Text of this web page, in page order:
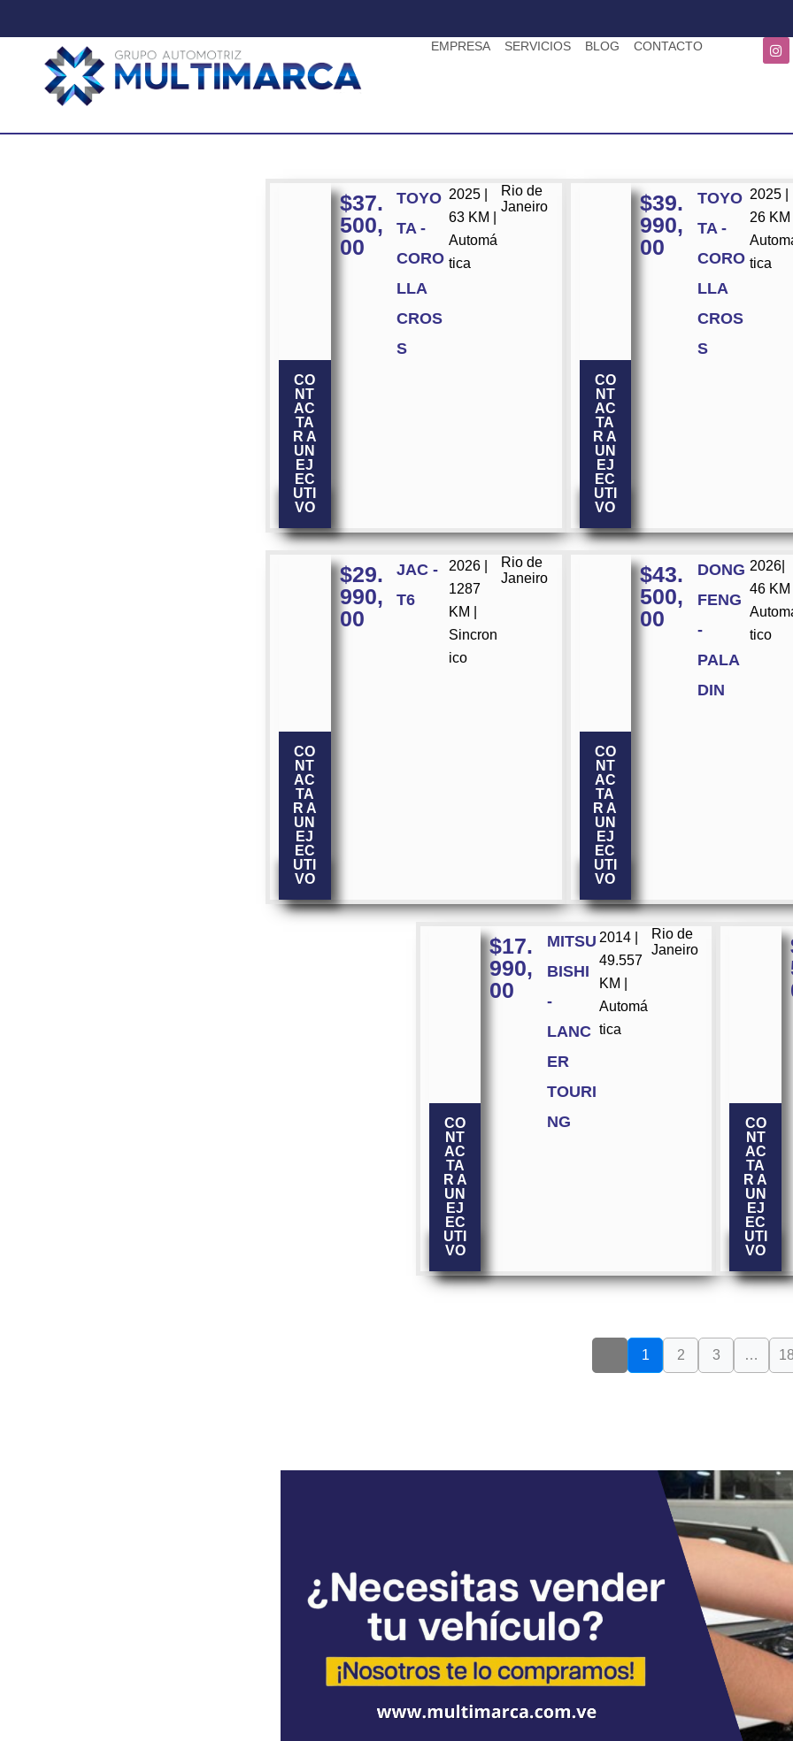
EMPRESA SERVICIOS BLOG CONTACTO
CO
NT
AC
TA
R A
UN
EJ
EC
UTI
VO
$37.
500,
00
TOYO
TA -
CORO
LLA
CROS
S
2025 |
63 KM |
Automá
tica
Rio de
Janeiro
CO
NT
AC
TA
R A
UN
EJ
EC
UTI
VO
$39.
990,
00
TOYO
TA -
CORO
LLA
CROS
S
2025 |
26 KM
tica
CO
NT
AC
TA
R A
UN
EJ
EC
UTI
VO
$29.
990,
00
JAC -
T6
2026 |
1287
KM |
Sincron
ico
Rio de
Janeiro
CO
NT
AC
TA
R A
UN
EJ
EC
UTI
VO
$43.
500,
00
DONG
FENG
-
PALA
DIN
2026|
46 KM
tico
CO
NT
AC
TA
R A
UN
EJ
EC
UTI
VO
$17.
990,
00
MITSU
BISHI
-
LANC
ER
TOURI
NG
2014 |
49.557
KM |
Automá
tica
Rio de
Janeiro
CO
NT
AC
TA
R A
UN
EJ
EC
UTI
VO
1 2 3 …